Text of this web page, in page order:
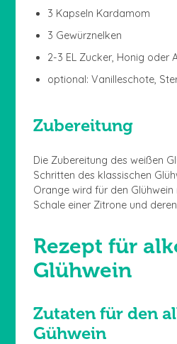
3 Kapseln Kardamom
3 Gewürznelken
2-3 EL Zucker, Honig oder
optional: Vanilleschote,
Zubereitung
Die Zubereitung des weißen
Schritten des klassischen
Orange wird für den
Schale einer Zitrone und
Rezept für
Glühwein
Zutaten für den
Gühwein